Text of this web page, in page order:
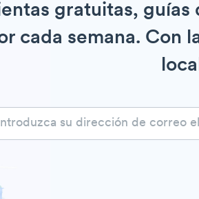
gratuitas,
cada semana. Con